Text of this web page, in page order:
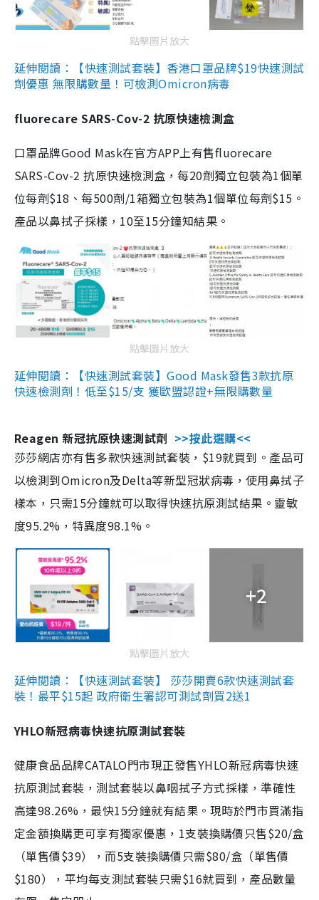
點擊圖片放大
延伸閱讀：【快速測試套裝】香港口罩品牌$19快速測試
劑優惠 無限購數量！可檢測Omicron病毒
fluorecare SARS-Cov-2 抗原快速檢測盒
口罩品牌Good Mask在官方APP上有售fluorecare
SARS-Cov-2 抗原快速檢測盒，每20劑獨立包裝為1個單
位每劑$18、每500劑/1箱獨立包裝為1個單位每劑$15。
產品以鼻拭子採樣，10至15分鐘知結果。
點擊圖片放大
延伸閱讀：【快速測試套裝】Good Mask發售3款抗原
快速檢測劑！低至$15/支 獲歐盟認證+無限購數量
Reagen 新冠抗原快速測試劑 >>按此選購<<
莎莎網店亦有售多款快速測試套裝，$19就買到。產品可
以檢測到Omicron及Delta等新型冠狀病毒，使用鼻拭子
樣本，只需15分鐘就可以取得快速抗原測試結果。靈敏
度95.2%，特異度98.1%。
+2
點擊圖片放大
延伸閱讀：【快速測試套裝】 莎莎開賣6款快速測試套
裝！最平$15起 政府衛生署認可測試劑買2送1
YHLO新冠病毒快速抗原測試套裝
健康食品品牌CATALO門市現正發售YHLO新冠病毒快速
抗原測試套裝，測試套裝以鼻咽拭子方式採樣，準確性
高達98.26%，最快15分鐘就有結果。現時於門市買滿指
定金額換購更可享有獨家優惠，1支裝換購價只售$20/盒
（單售價$39），而5支裝換購價只需$80/盒（單售價
$180），平均每支測試套裝只需$16就買到，產品數量